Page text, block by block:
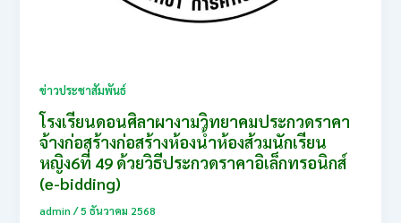
ข่าวประชาสัมพันธ์
โรงเรียนดอนศิลาผางามวิทยาคมประกวดราคา
จ้างก่อสร้างก่อสร้างห้องน้ำห้องส้วมนักเรียน
หญิง6ที่ 49 ด้วยวิธีประกวดราคาอิเล็กทรอนิกส์
(e-bidding)
admin/5 ธันวาคม 2568